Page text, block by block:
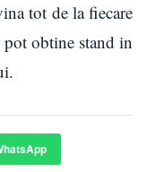
tot de la fiecare
pot obtine stand in